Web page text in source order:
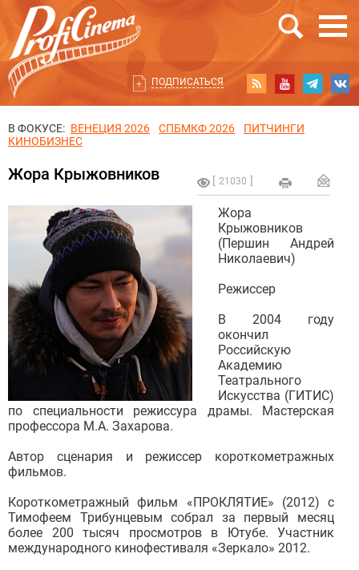
ПОДПИСАТЬСЯ
В ФОКУСЕ: ВЕНЕЦИЯ 2026 СПБМКФ 2026
ПИТЧИНГИ
КИНОБИЗНЕС
21030
Жора Крыжовников
Жора
Крыжовников
(Першин Андрей
Николаевич)
Режиссер
В 2004 году
окончил
Российскую
Академию
Театрального
Искусства (ГИТИС)
по специальности режиссура драмы. Мастерская
профессора М.А. Захарова.
Автор сценария и режиссер короткометражных
фильмов.
Короткометражный фильм «ПРОКЛЯТИЕ» (2012) с
Тимофеем Трибунцевым собрал за первый месяц
более 200 тысяч просмотров в Ютубе. Участник
международного кинофестиваля «Зеркало» 2012.